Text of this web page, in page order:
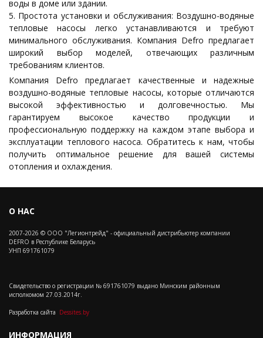
воды в доме или здании.
Простота установки и обслуживания: Воздушно-водяные
тепловые насосы легко устанавливаются и требуют
минимального обслуживания. Компания Defro предлагает
широкий выбор моделей, отвечающих различным
требованиям клиентов.
Компания Defro предлагает качественные и надежные
воздушно-водяные тепловые насосы, которые отличаются
высокой эффективностью и долговечностью. Мы
гарантируем высокое качество продукции и
профессиональную поддержку на каждом этапе выбора и
эксплуатации теплового насоса. Обратитесь к нам, чтобы
получить оптимальное решение для вашей системы
отопления и охлаждения.
О НАС
2007-2026 © ООО "Легионтрейд" - официальный дистрибьютер компании
DEFRO в Республике Беларусь
УНП 691761079
Свидетельство о регистрации № 691761079 выдано Минским районным
исполкомом 27.03.2014г.
Разработка сайта Dessites.by
ИНФОРМАЦИЯ